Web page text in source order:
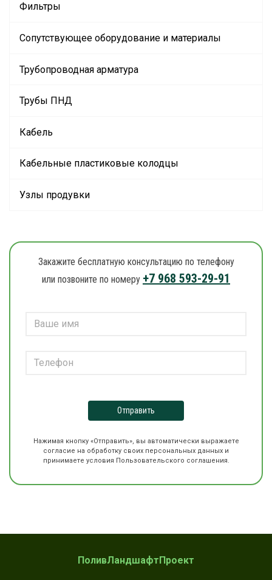
Фильтры
Сопутствующее оборудование и материалы
Трубопроводная арматура
Трубы ПНД
Кабель
Кабельные пластиковые колодцы
Узлы продувки
Закажите бесплатную консультацию по телефону
или позвоните по номеру +7 968 593-29-91
Отправить
Нажимая кнопку «Отправить», вы автоматически выражаете
согласие на обработку своих персональных данных и
принимаете условия Пользовательского соглашения.
ПоливЛандшафтПроект